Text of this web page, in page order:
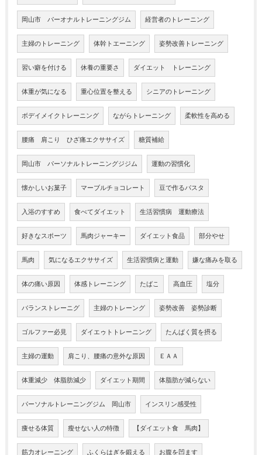
岡山市 パーオナルトレーニングジム 経営者のトレーニング
主婦のトレーニング 体幹トエーニング 姿勢改善トレーニング
習い癖を付ける 休養の重要さ ダイエット トレーニング
体重が気になる 重心位置を整える シニアのトレーニング
ボデイメイクトレーニング ながらトレーニング 柔軟性を高める
腰痛 肩こり ひざ痛エクササイズ 糖質補給
岡山市 パーソナルトレーニングジジム 運動の習慣化
懐かしいお菓子 マーブルチョコレート 豆で作るパスタ
入浴のすすめ 食べてダイエット 生活習慣病 運動療法
好きなスポーツ 馬肉ジャーキー ダイエット食品 部分やせ
馬肉 気になるエクササイズ 生活習慣病と運動 嫌な痛みを取る
体の痛い原因 体感トレーニング たばこ 高血圧 塩分
バランストレーニグ 主婦のトレーング 姿勢改善 姿勢診断
ゴルファー必見 ダイエゥトトレーニング たんぱく質を摂る
主婦の運動 肩こり、腰痛の意外な原因 ＥＡＡ
体重減少 体脂肪減少 ダイエット期間 体脂肪が減らない
パーソナルトレーニングジム 岡山市 インスリン感受性
痩せる体質 瘦せない人の特徴 【ダイエット食 馬肉】
筋力オレーニング ふくらはぎを鍛える お腹を凹ます